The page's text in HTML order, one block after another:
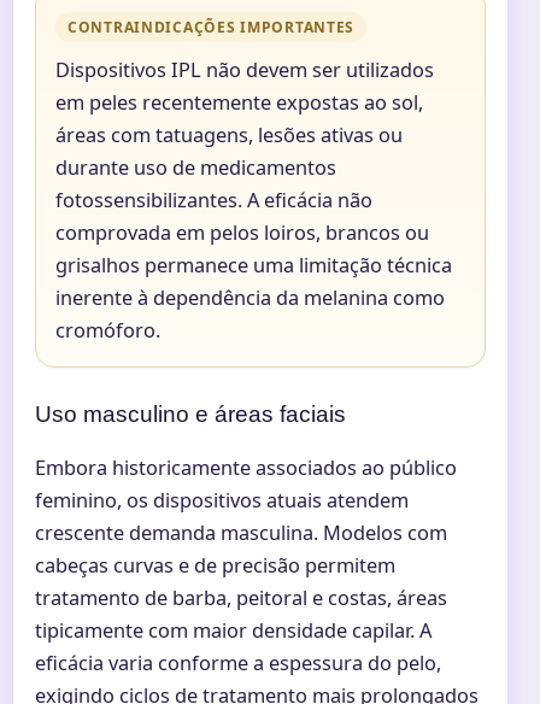
CONTRAINDICAÇÕES IMPORTANTES
Dispositivos IPL não devem ser utilizados
em peles recentemente expostas ao sol,
áreas com tatuagens, lesões ativas ou
durante uso de medicamentos
fotossensibilizantes. A eficácia não
comprovada em pelos loiros, brancos ou
grisalhos permanece uma limitação técnica
inerente à dependência da melanina como
cromóforo.
Uso masculino e áreas faciais
Embora historicamente associados ao público
feminino, os dispositivos atuais atendem
crescente demanda masculina. Modelos com
cabeças curvas e de precisão permitem
tratamento de barba, peitoral e costas, áreas
tipicamente com maior densidade capilar. A
eficácia varia conforme a espessura do pelo,
exigindo ciclos de tratamento mais prolongados